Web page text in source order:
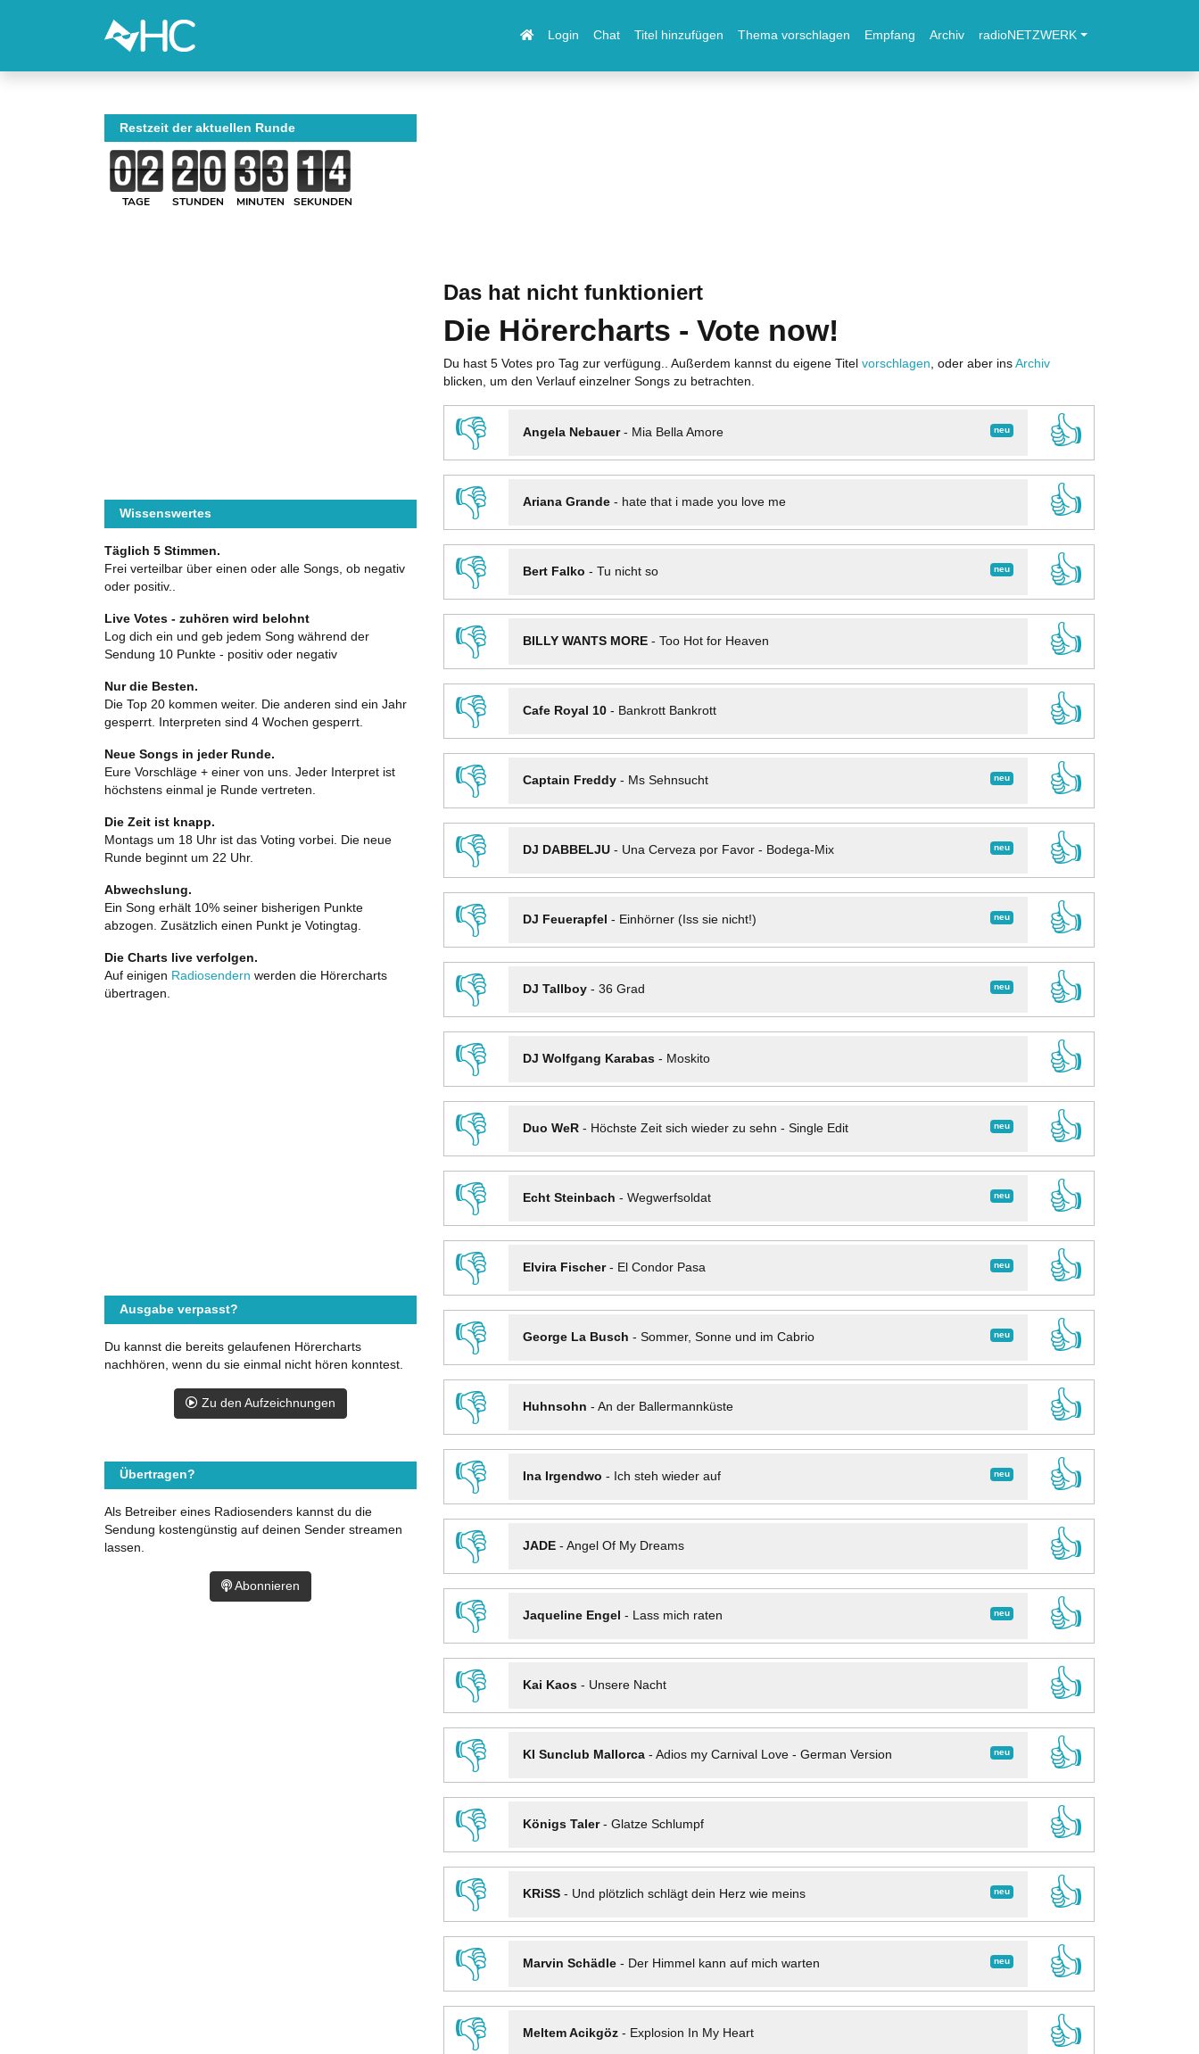
Login Chat Titel hinzufügen Thema vorschlagen Empfang Archiv radioNETZWERK
Das hat nicht funktioniert
Die Hörercharts - Vote now!
Du hast 5 Votes pro Tag zur verfügung.. Außerdem kannst du eigene Titel vorschlagen , oder aber ins Archiv
blicken, um den Verlauf einzelner Songs zu betrachten.
👎 neu
Angela Nebauer- Mia Bella Amore
👍
👎
Ariana Grande- hate that i made you love me
👍
👎
neu
Bert Falko - Tu nicht so
👍
👎
BILLY WANTS MORE- Too Hot for Heaven
👍
👎
Cafe Royal 10- Bankrott Bankrott
👍
👎
neu
Captain Freddy- Ms Sehnsucht
👍
👎
neu
DJ DABBELJU- Una Cerveza por Favor - Bodega-Mix
👍
👎
neu
DJ Feuerapfel - Einhörner (Iss sie nicht!)
👍
👎
neu
DJ Tallboy- 36 Grad
👍
👎
DJ Wolfgang Karabas- Moskito
👍
👎
neu
Duo WeR- Höchste Zeit sich wieder zu sehn - Single Edit
👍
👎
neu
Echt Steinbach - Wegwerfsoldat
👍
👎
neu
Elvira Fischer- El Condor Pasa
👍
👎
neu
George La Busch - Sommer, Sonne und im Cabrio
👍
👎
Huhnsohn - An der Ballermannküste
👍
👎
neu
Ina Irgendwo - Ich steh wieder auf
👍
👎
JADE- Angel Of My Dreams
👍
👎
neu
Jaqueline Engel - Lass mich raten
👍
👎
Kai Kaos- Unsere Nacht
👍
👎
neu
KI Sunclub Mallorca- Adios my Carnival Love - German Version
👍
👎
Königs Taler- Glatze Schlumpf
👍
👎
neu
KRiSS- Und plötzlich schlägt dein Herz wie meins
👍
👎
neu
Marvin Schädle- Der Himmel kann auf mich warten
👍
👎
Meltem Acikgöz- Explosion In My Heart
👍
Restzeit der aktuellen Runde
TAGE STUNDEN MINUTEN SEKUNDEN
Wissenswertes
Täglich 5 Stimmen.
Frei verteilbar über einen oder alle Songs, ob negativ
oder positiv..
Live Votes - zuhören wird belohnt
Log dich ein und geb jedem Song während der
Sendung 10 Punkte - positiv oder negativ
Nur die Besten.
Die Top 20 kommen weiter. Die anderen sind ein Jahr
gesperrt. Interpreten sind 4 Wochen gesperrt.
Neue Songs in jeder Runde.
Eure Vorschläge + einer von uns. Jeder Interpret ist
höchstens einmal je Runde vertreten.
Die Zeit ist knapp.
Montags um 18 Uhr ist das Voting vorbei. Die neue
Runde beginnt um 22 Uhr.
Abwechslung.
Ein Song erhält 10% seiner bisherigen Punkte
abzogen. Zusätzlich einen Punkt je Votingtag.
Die Charts live verfolgen.
Auf einigen Radiosendern werden die Hörercharts
übertragen.
Ausgabe verpasst?
Du kannst die bereits gelaufenen Hörercharts
nachhören, wenn du sie einmal nicht hören konntest.
Zu den Aufzeichnungen
Übertragen?
Als Betreiber eines Radiosenders kannst du die
Sendung kostengünstig auf deinen Sender streamen
lassen.
Abonnieren